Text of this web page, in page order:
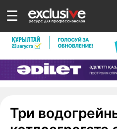
☰
Три